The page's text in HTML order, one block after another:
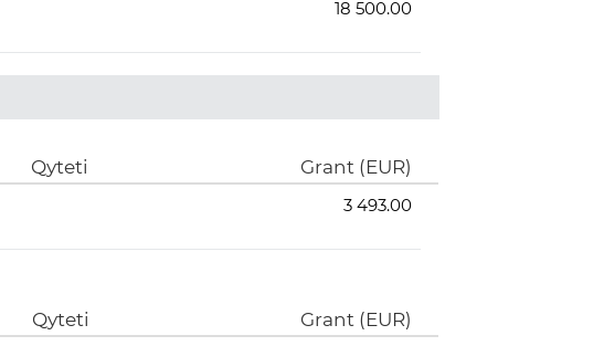
18 500.00
Qyteti Grant (EUR)
3 493.00
Qyteti Grant (EUR)